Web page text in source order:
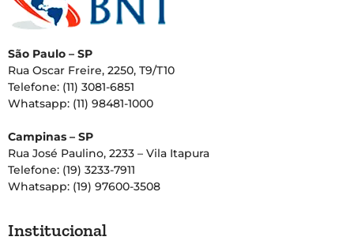
São Paulo – SP
Rua Oscar Freire, 2250, T9/T10
Telefone: (11) 3081-6851
Whatsapp: (11) 98481-1000
Campinas – SP
Rua José Paulino, 2233 – Vila Itapura
Telefone: (19) 3233-7911
Whatsapp: (19) 97600-3508
Institucional